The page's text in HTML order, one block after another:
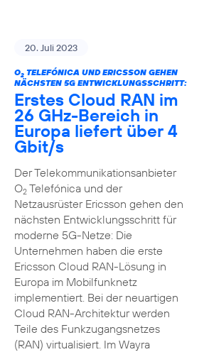
20. Juli 2023
O2TELEFÓNICA UND ERICSSON GEHEN
NÄCHSTEN 5G ENTWICKLUNGSSCHRITT:
Erstes Cloud RAN im
26 GHz-Bereich in
Europa liefert über 4
Gbit/s
Der Telekommunikationsanbieter
O2Telefónica und der
Netzausrüster Ericsson gehen den
nächsten Entwicklungsschritt für
moderne 5G-Netze: Die
Unternehmen haben die erste
Ericsson Cloud RAN-Lösung in
Europa im Mobilfunknetz
implementiert. Bei der neuartigen
Cloud RAN-Architektur werden
Teile des Funkzugangsnetzes
(RAN) virtualisiert. Im Wayra